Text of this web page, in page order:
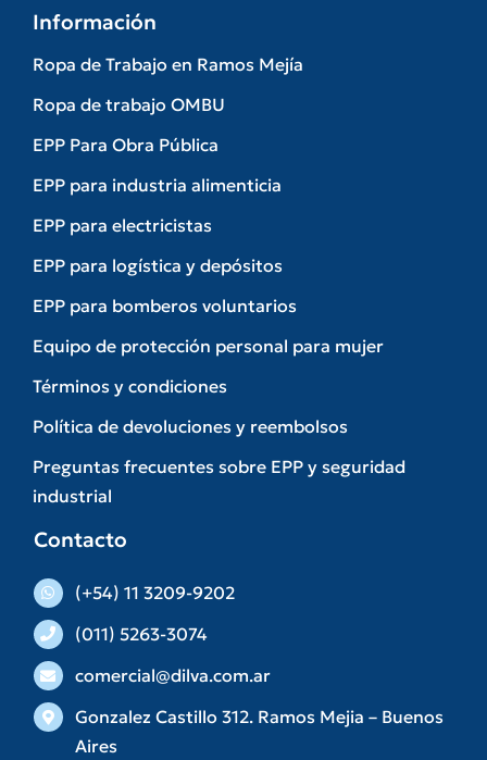
Información
Ropa de Trabajo en Ramos Mejía
Ropa de trabajo OMBU
EPP Para Obra Pública
EPP para industria alimenticia
EPP para electricistas
EPP para logística y depósitos
EPP para bomberos voluntarios
Equipo de protección personal para mujer
Términos y condiciones
Política de devoluciones y reembolsos
Preguntas frecuentes sobre EPP y seguridad
industrial
Contacto
(+54) 11 3209-9202
(011) 5263-3074
comercial@dilva.com.ar
Gonzalez Castillo 312. Ramos Mejia – Buenos
Aires